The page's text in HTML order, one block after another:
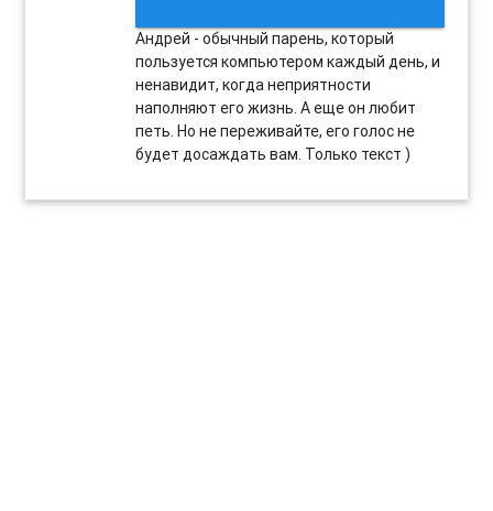
Андрей - обычный парень, который
пользуется компьютером каждый день, и
ненавидит, когда неприятности
наполняют его жизнь. А еще он любит
петь. Но не переживайте, его голос не
будет досаждать вам. Только текст )